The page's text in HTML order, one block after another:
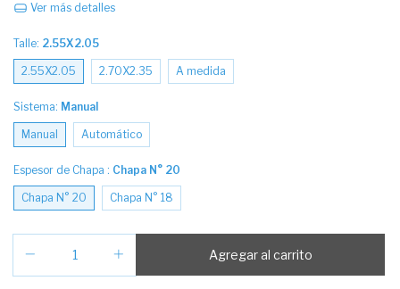
Ver más detalles
Talle: 2.55X2.05
2.55X2.05 2.70X2.35 A medida
Sistema: Manual
Manual Automático
Espesor de Chapa : Chapa N° 20
Chapa N° 20 Chapa N° 18